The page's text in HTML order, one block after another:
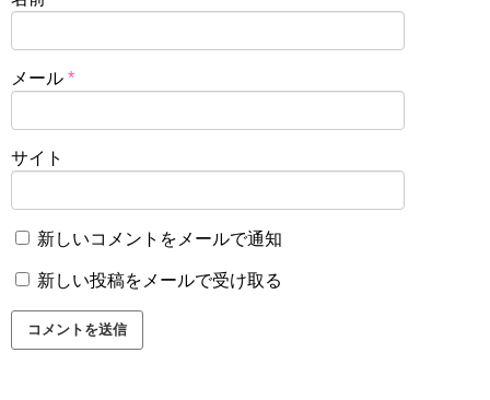
メール *
サイト
新しいコメントをメールで通知
新しい投稿をメールで受け取る